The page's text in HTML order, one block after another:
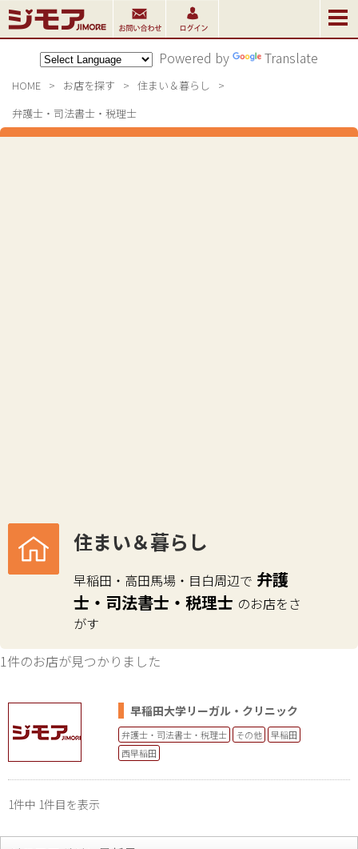
Powered by Translate
HOME > お店を探す > 住まい＆暮らし
>
弁護士・司法書士・税理士
住まい＆暮らし
早稲田・高田馬場・目白周辺で 弁護
士・司法書士・税理士 のお店をさ
がす
1件のお店が見つかりました
早稲田大学リーガル・クリニック
弁護士・司法書士・税理士 その他
早稲田
西早稲田
1件中 1件目を表示